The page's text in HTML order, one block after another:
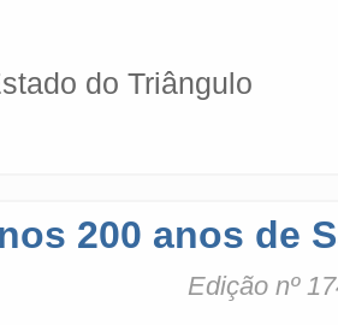
do Triângulo
200 anos de
Edição nº